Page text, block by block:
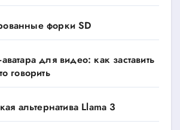
форки SD
для видео: как заставить
говорить
альтернатива Llama 3